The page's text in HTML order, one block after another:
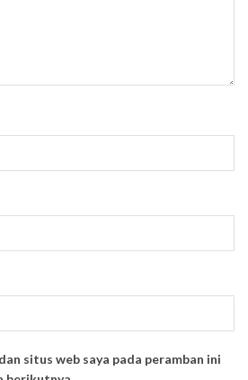
situs web saya pada peramban ini